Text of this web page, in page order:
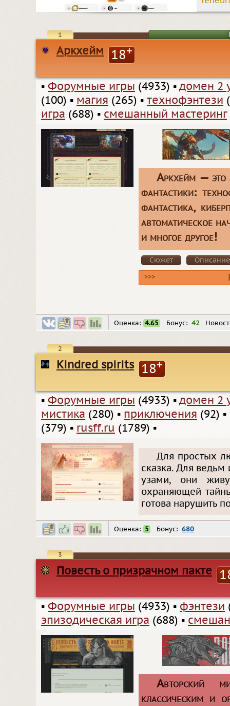
1
Аркхейм 18+
▪ Форумные игры (4933) ▪ домен 2
(100) ▪ магия (265) ▪ технофэнтези
игра (688) ▪ смешанный мастеринг
Аркхейм — это
фантастики:
фантастика,
автоматическое
и многое другое!
Сюжет
>>>
Оценка: 4.65 Бонус: 42
2
Kindred spirits 18+
▪ Форумные игры (4933) ▪ домен 2
мистика (280) ▪ приключения (92) ▪
(379) ▪ rusff.ru (1789) ▪
Для простых
сказка. Для
узами, они
охраняющей
готова нарушить
Оценка: 5 Бонус: 680
3
Повесть о призрачном пакте
▪ Форумные игры (4933) ▪ фэнтези
эпизодическая игра (688) ▪
Авторский
классическим и